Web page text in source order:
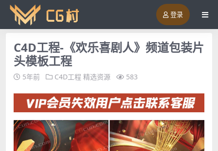
登录
C4D工程-《欢乐喜剧人》频道包装片
头模板工程
5年前 C4D工程 精选资源 583